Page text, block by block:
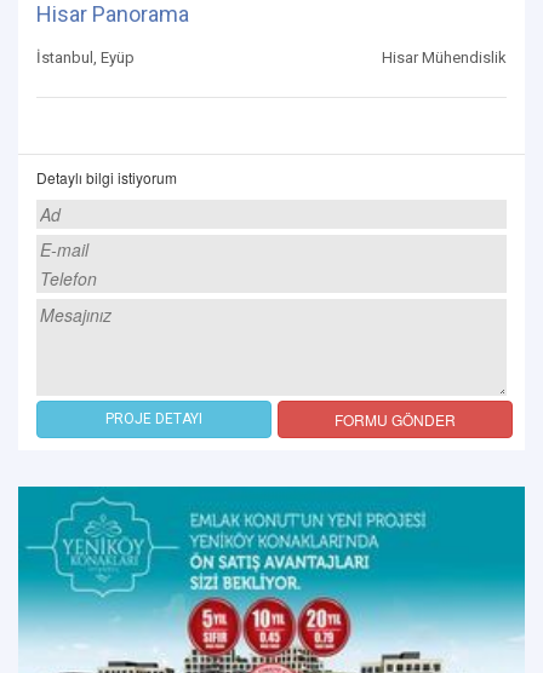
Hisar Panorama
İstanbul, Eyüp Hisar Mühendislik
Detaylı bilgi istiyorum
PROJE DETAYI FORMU GÖNDER